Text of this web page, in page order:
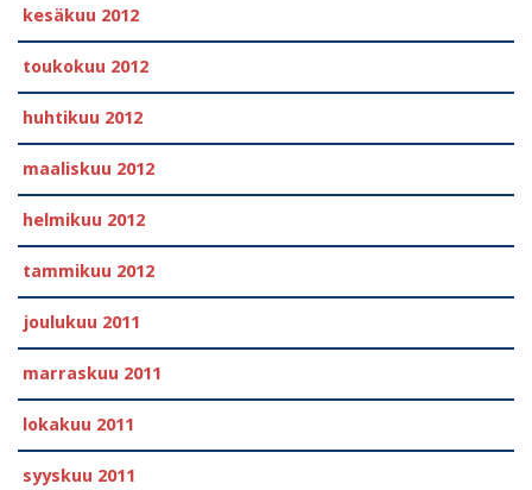
kesäkuu 2012
toukokuu 2012
huhtikuu 2012
maaliskuu 2012
helmikuu 2012
tammikuu 2012
joulukuu 2011
marraskuu 2011
lokakuu 2011
syyskuu 2011